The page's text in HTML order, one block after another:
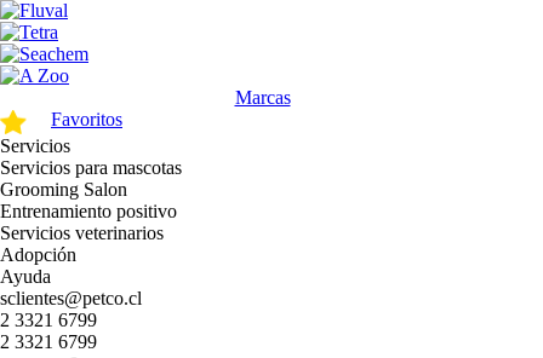
Marcas
Favoritos
Servicios
Servicios para mascotas
Grooming Salon
Entrenamiento positivo
Servicios veterinarios
Adopción
Ayuda
sclientes@petco.cl
2 3321 6799
2 3321 6799